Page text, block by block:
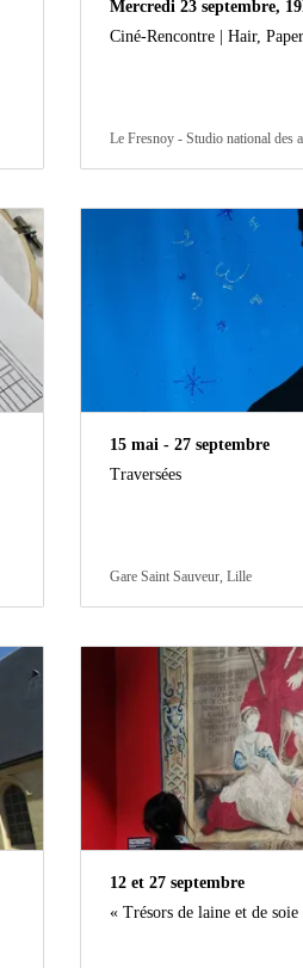
Mercredi 23 septembre,
Ciné-Rencontre | Hair,
Le Fresnoy - Studio national des
15 mai - 27 septembre
Traversées
Gare Saint Sauveur, Lille
12 et 27 septembre
« Trésors de laine et de soie